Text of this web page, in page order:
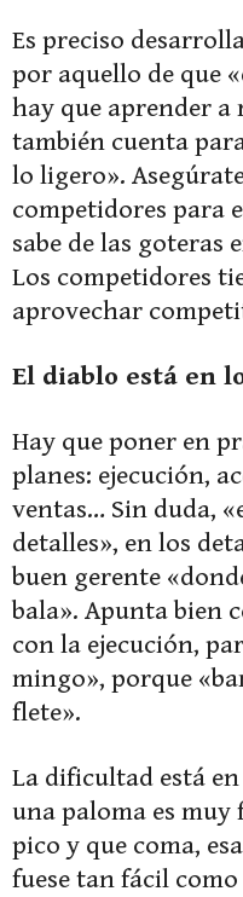
Es preciso
por aquello de que
hay que aprender a
también cuenta
lo ligero».
competidores para
sabe de las goteras
Los competidores
aprovechar
El diablo está en
Hay que poner en
planes: ejecución,
ventas… Sin duda,
detalles», en los
buen gerente
bala». Apunta bien
con la ejecución,
mingo», porque
flete».
La dificultad está
una paloma es muy
pico y que coma,
fuese tan fácil